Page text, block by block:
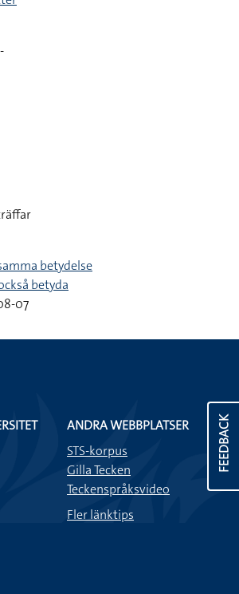
-
betydelse
betyda
07
FEEDBACK
ANDRA WEBBPLATSER
STS-korpus
Gilla Tecken
Teckenspråksvideo
Fler länktips